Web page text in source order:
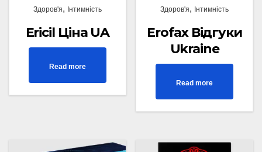
Здоров'я, Інтимність
Ericil Ціна UA
Read more
Здоров'я, Інтимність
Erofax Відгуки
Ukraine
Read more